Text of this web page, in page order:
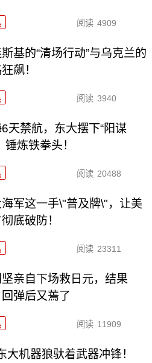
阅读 4909
基的“清场行动”与乌克兰的
飙！
阅读 3940
天禁航，东大摆下“阳谋
锤炼铁拳头！
阅读 20488
军这一手\"普及牌\"，让美
底破防！
阅读 23311
亲自下场救日元，结果
弹后又蔫了
阅读 11909
机器狼驮着武器冲锋！